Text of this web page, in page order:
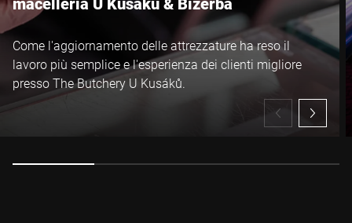
Autorizzo l’utilizzo dei miei dati per elaborare questa richiesta.
Ulteriori informazioni sono disponibili inDichiarazione di
protezione dei dati*
Come l'aggiornamento delle attrezzature ha reso il
lavoro più semplice e l'esperienza dei clienti migliore
presso The Butchery U Kusáků.